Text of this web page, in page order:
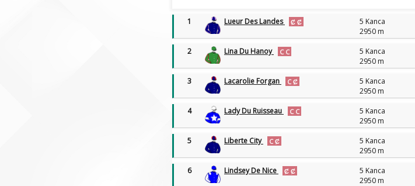
1 Lueur Des Landes
5 Kanca
2950 m
2 Lina Du Hanoy
5 Kanca
2950 m
3 Lacarolie Forgan
5 Kanca
2950 m
4 Lady Du Ruisseau
5 Kanca
2950 m
5 Liberte City
5 Kanca
2950 m
6 Lindsey De Nice
5 Kanca
2950 m